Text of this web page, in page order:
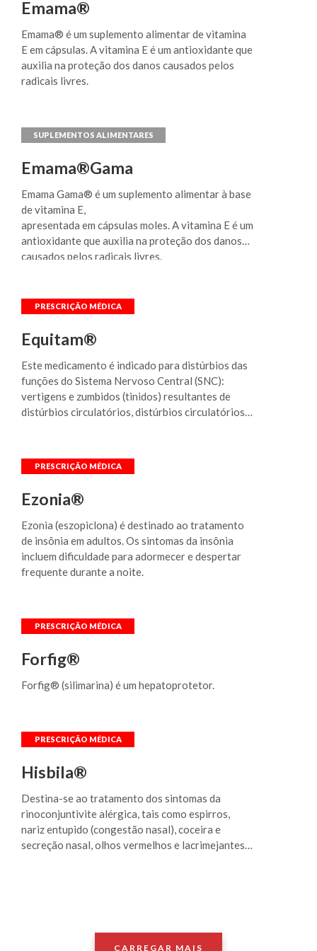
ombros); alívio da dor aguda, no pós-operatório
de cirurgia ortopédica ou odontológica e em
doenças musculoesqueléticas (como entorse do
tornozelo e dor no joelho e na coxa); alívio da
dismenorreia primária (cólica menstrual) e alívio
da lombalgia (dor nas costas).
Emama®
Emama® é um suplemento alimentar de vitamina
E em cápsulas. A vitamina E é um antioxidante que
auxilia na proteção dos danos causados pelos
radicais livres.
Emama®Gama
Emama Gama® é um suplemento alimentar à base
de vitamina E,
apresentada em cápsulas moles. A vitamina E é um
antioxidante que auxilia na proteção dos danos
causados pelos radicais livres.
Equitam®
Este medicamento é indicado para distúrbios das
funções do Sistema Nervoso Central (SNC):
vertigens e zumbidos (tinidos) resultantes de
distúrbios circulatórios, distúrbios circulatórios
Ezonia®
Ezonia (eszopiclona) é destinado ao tratamento
de insônia em adultos. Os sintomas da insônia
incluem dificuldade para adormecer e despertar
frequente durante a noite.
Forfig®
Forfig® (silimarina) é um hepatoprotetor.
Hisbila®
Destina-se ao tratamento dos sintomas da
rinoconjuntivite alérgica, tais como espirros,
nariz entupido (congestão nasal), coceira e
secreção nasal, olhos vermelhos e lacrimejantes,
CARREGAR MAIS